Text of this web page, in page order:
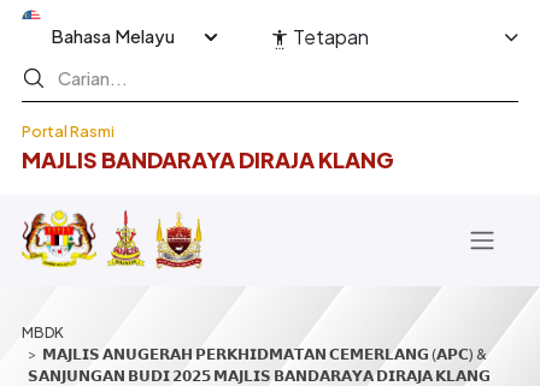
Langkau ke kandungan utama
Portal Rasmi
MAJLIS BANDARAYA DIRAJA KLANG
Select your language Tetapan
Breadcrumb
𝗠𝗔𝗝𝗟𝗜𝗦 𝗔𝗡𝗨𝗚𝗘𝗥𝗔𝗛 𝗣𝗘𝗥𝗞𝗛𝗜𝗗𝗠𝗔𝗧𝗔𝗡 𝗖𝗘𝗠𝗘𝗥𝗟𝗔𝗡𝗚 (𝗔𝗣𝗖) &
𝗦𝗔𝗡𝗝𝗨𝗡𝗚𝗔𝗡 𝗕𝗨𝗗𝗜 𝟮𝟬𝟮𝟱 𝗠𝗔𝗝𝗟𝗜𝗦 𝗕𝗔𝗡𝗗𝗔𝗥𝗔𝗬𝗔 𝗗𝗜𝗥𝗔𝗝𝗔 𝗞𝗟𝗔𝗡𝗚